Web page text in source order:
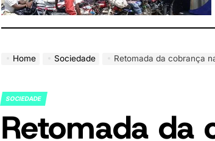
Home Sociedade Retomada da cobrança
POSTED
IN
SOCIEDADE
Retomada da